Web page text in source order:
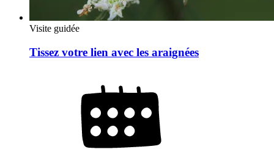
Visite guidée
Tissez votre lien avec les araignées